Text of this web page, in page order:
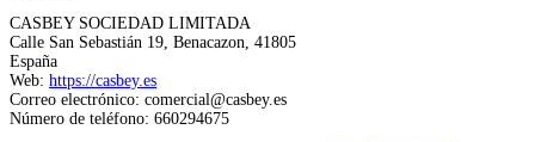
CASBEY SOCIEDAD LIMITADA
Calle San Sebastián 19, Benacazon, 41805
España
Web: https://casbey.es
Correo electrónico: comercial@casbey.es
Número de teléfono: 660294675